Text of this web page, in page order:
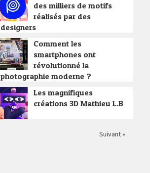
des milliers de motifs
réalisés par des
designers
Comment les
smartphones ont
révolutionné la
photographie moderne ?
Les magnifiques
créations 3D Mathieu L.B
Suivant »